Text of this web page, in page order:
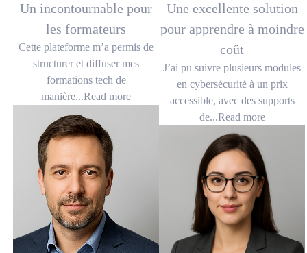
Un incontournable pour
les formateurs
Cette plateforme m’a permis de
structurer et diffuser mes
formations tech de
manière...Read more
Une excellente solution
pour apprendre à moindre
coût
J’ai pu suivre plusieurs modules
en cybersécurité à un prix
accessible, avec des supports
de...Read more